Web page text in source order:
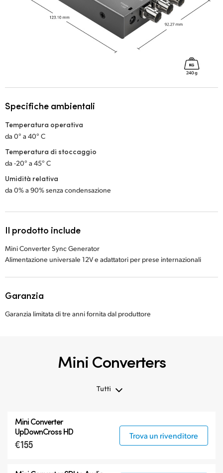
Specifiche ambientali
Temperatura operativa
da 0° a 40° C
Temperatura di stoccaggio
da -20° a 45° C
Umidità relativa
da 0% a 90% senza condensazione
Il prodotto include
Mini Converter Sync Generator
Alimentazione universale 12V e adattatori per prese internazionali
Garanzia
Garanzia limitata di tre anni fornita dal produttore
Mini Converters
Tutti
3G-SDI Mini Converters
6G-SDI Mini Converters
Mini Converter
UpDownCross HD
€155
Trova un rivenditore